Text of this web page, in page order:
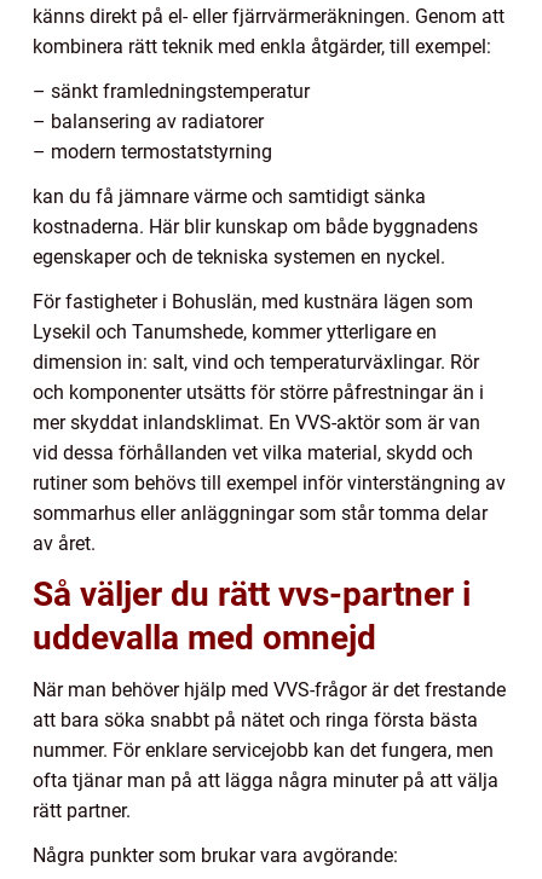
känns direkt på el- eller fjärrvärmeräkningen. Genom att
kombinera rätt teknik med enkla åtgärder, till exempel:
– sänkt framledningstemperatur
– balansering av radiatorer
– modern termostatstyrning
kan du få jämnare värme och samtidigt sänka
kostnaderna. Här blir kunskap om både byggnadens
egenskaper och de tekniska systemen en nyckel.
För fastigheter i Bohuslän, med kustnära lägen som
Lysekil och Tanumshede, kommer ytterligare en
dimension in: salt, vind och temperaturväxlingar. Rör
och komponenter utsätts för större påfrestningar än i
mer skyddat inlandsklimat. En VVS-aktör som är van
vid dessa förhållanden vet vilka material, skydd och
rutiner som behövs till exempel inför vinterstängning av
sommarhus eller anläggningar som står tomma delar
av året.
Så väljer du rätt vvs-partner i
uddevalla med omnejd
När man behöver hjälp med VVS-frågor är det frestande
att bara söka snabbt på nätet och ringa första bästa
nummer. För enklare servicejobb kan det fungera, men
ofta tjänar man på att lägga några minuter på att välja
rätt partner.
Några punkter som brukar vara avgörande: